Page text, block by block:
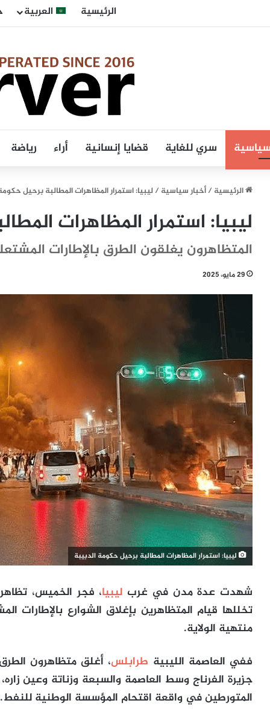
الرئيسية العربية
سري للغاية قضايا إنسانية أراء رياضة
الرئيسية/أخبار سياسية/ليبيا: استمرار المظاهرات المطالبة برحيل
ليبيا: استمرار المظاهرات
المتظاهرون يغلقون الطرق بالإطارات
29 مايو، 2025
ليبيا: استمرار المظاهرات المطالبة برحيل حكومة الدبيبة
شهدت عدة مدن في غرب ليبيا، فجر الخميس،
تخللها قيام المتظاهرين بإغلاق الشوارع بالإطارات
منتهية الولاية.
ففي العاصمة الليبية طرابلس، أغلق متظاهرون
جزيرة الفرناج وسط العاصمة والسبعة وزناتة وعين
المتورطين في واقعة اقتحام المؤسسة الوطنية للنفط.